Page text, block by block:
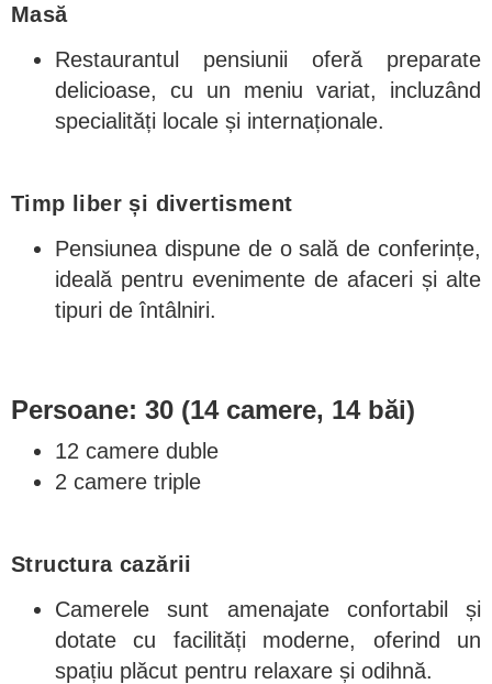
Masă
Restaurantul pensiunii oferă preparate
delicioase, cu un meniu variat, incluzând
specialități locale și internaționale.
Timp liber și divertisment
Pensiunea dispune de o sală de conferințe,
ideală pentru evenimente de afaceri și alte
tipuri de întâlniri.
Persoane: 30 (14 camere, 14 băi)
12 camere duble
2 camere triple
Structura cazării
Camerele sunt amenajate confortabil și
dotate cu facilități moderne, oferind un
spațiu plăcut pentru relaxare și odihnă.